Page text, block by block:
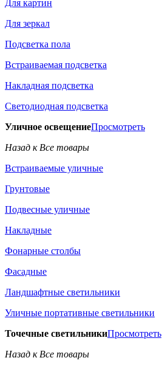
Для картин
Для зеркал
Подсветка пола
Встраиваемая подсветка
Накладная подсветка
Светодиодная подсветка
Уличное освещениеПросмотреть
Назад к Все товары
Встраиваемые уличные
Грунтовые
Подвесные уличные
Накладные
Фонарные столбы
Фасадные
Ландшафтные светильники
Уличные портативные светильники
Точечные светильникиПросмотреть
Назад к Все товары